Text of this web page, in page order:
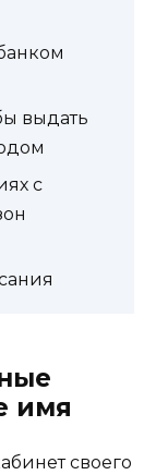
выдать
с
имя
своего